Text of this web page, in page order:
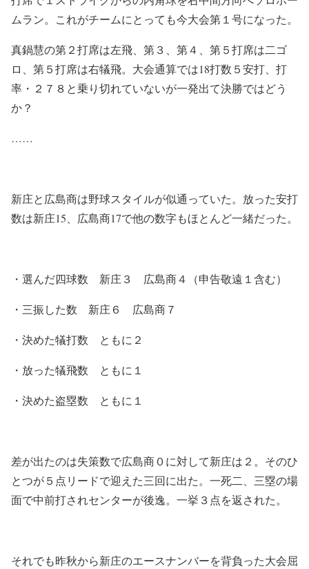
ムラン。これがチームにとっても今大会第１号になった。
真鍋慧の第２打席は左飛、第３、第４、第５打席は二ゴ
ロ、第５打席は右犠飛。大会通算では18打数５安打、打
率・２７８と乗り切れていないが一発出て決勝ではどう
か？
……
新庄と広島商は野球スタイルが似通っていた。放った安打
数は新庄15、広島商17で他の数字もほとんど一緒だった。
・選んだ四球数 新庄３ 広島商４（申告敬遠１含む）
・三振した数 新庄６ 広島商７
・決めた犠打数 ともに２
・放った犠飛数 ともに１
・決めた盗塁数 ともに１
差が出たのは失策数で広島商０に対して新庄は２。そのひ
とつが５点リードで迎えた三回に出た。一死二、三塁の場
面で中前打されセンターが後逸。一挙３点を返された。
それでも昨秋から新庄のエースナンバーを背負った大会屈